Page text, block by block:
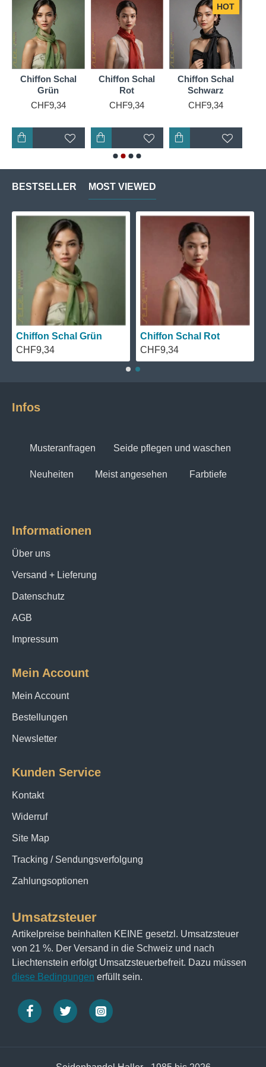
Chiffon Schal
Grün
CHF9,34
Chiffon Schal
Rot
CHF9,34
HOT
Chiffon Schal
Schwarz
CHF9,34
BESTSELLER MOST VIEWED
Chiffon Schal Grün
CHF9,34
Chiffon Schal Rot
CHF9,34
Infos
Musteranfragen Seide pflegen und waschen
Neuheiten Meist angesehen Farbtiefe
Informationen
Über uns
Versand + Lieferung
Datenschutz
AGB
Impressum
Mein Account
Mein Account
Bestellungen
Newsletter
Kunden Service
Kontakt
Widerruf
Site Map
Tracking / Sendungsverfolgung
Zahlungsoptionen
Umsatzsteuer
Artikelpreise beinhalten KEINE gesetzl. Umsatzsteuer
von 21 %. Der Versand in die Schweiz und nach
Liechtenstein erfolgt Umsatzsteuerbefreit. Dazu müssen
diese Bedingungen erfüllt sein.